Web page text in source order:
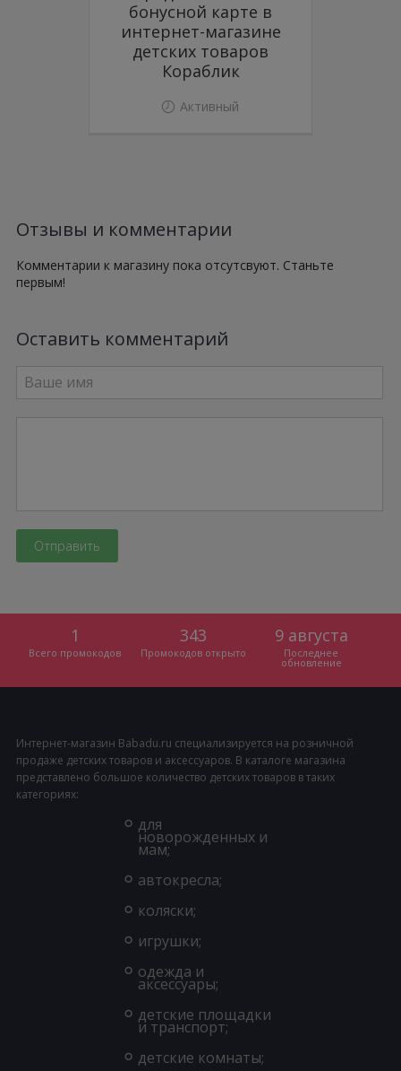
бонусной карте в
интернет-магазине
детских товаров
Кораблик
Активный
Отзывы и комментарии
Комментарии к магазину пока отсутсвуют. Станьте
первым!
Оставить комментарий
1
Всего промокодов
343
Промокодов открыто
9 августа
Последнее
обновление
Интернет-магазин Babadu.ru специализируется на розничной
продаже детских товаров и аксессуаров. В каталоге магазина
представлено большое количество детских товаров в таких
категориях:
для
новорожденных и
мам;
автокресла;
коляски;
игрушки;
одежда и
аксессуары;
детские площадки
и транспорт;
детские комнаты;